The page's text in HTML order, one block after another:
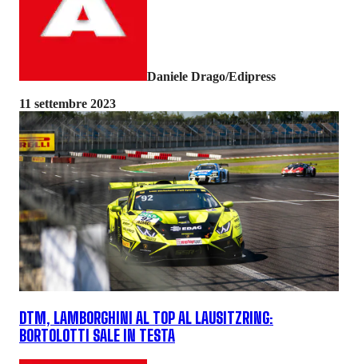
Daniele Drago/Edipress
11 settembre 2023
DTM, LAMBORGHINI AL TOP AL LAUSITZRING:
BORTOLOTTI SALE IN TESTA